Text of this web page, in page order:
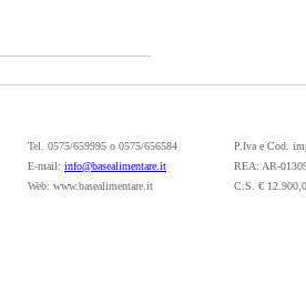
Tel. 0575/659995 o 0575/656584
E-mail: info@basealimentare.it
Web: www.basealimentare.it
P.Iva e Cod.
REA: AR-
C.S. €